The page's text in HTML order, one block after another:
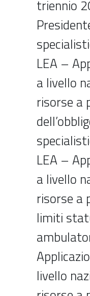
triennio
LEA –
a livello
risorse a
LEA –
a livello
risorse a
limiti
livello